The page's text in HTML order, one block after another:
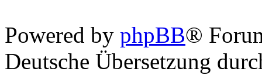
Powered by phpBB®
Deutsche Übersetzung